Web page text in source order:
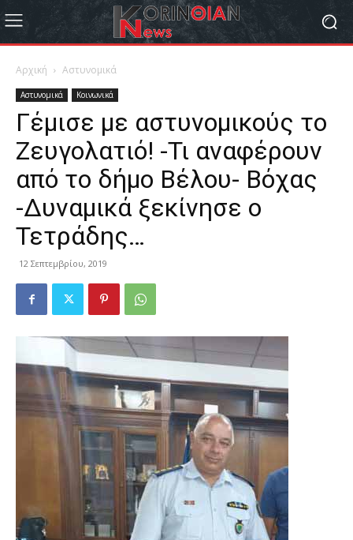
Αρχική Αστυνομικά
Αστυνομικά Κοινωνικά
Γέμισε με αστυνομικούς το
Ζευγολατιό! -Τι αναφέρουν
από το δήμο Βέλου- Βόχας
-Δυναμικά ξεκίνησε ο
Τετράδης…
12 Σεπτεμβρίου, 2019